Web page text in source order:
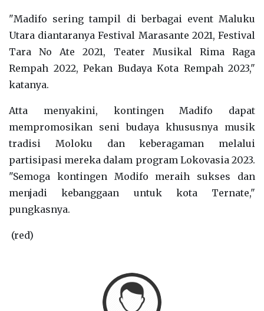
"Madifo sering tampil di berbagai event Maluku
Utara diantaranya Festival Marasante 2021, Festival
Tara No Ate 2021, Teater Musikal Rima Raga
Rempah 2022, Pekan Budaya Kota Rempah 2023,"
katanya.
Atta menyakini, kontingen Madifo dapat
mempromosikan seni budaya khususnya musik
tradisi Moloku dan keberagaman melalui
partisipasi mereka dalam program Lokovasia 2023.
"Semoga kontingen Modifo meraih sukses dan
menjadi kebanggaan untuk kota Ternate,"
pungkasnya.
(red)